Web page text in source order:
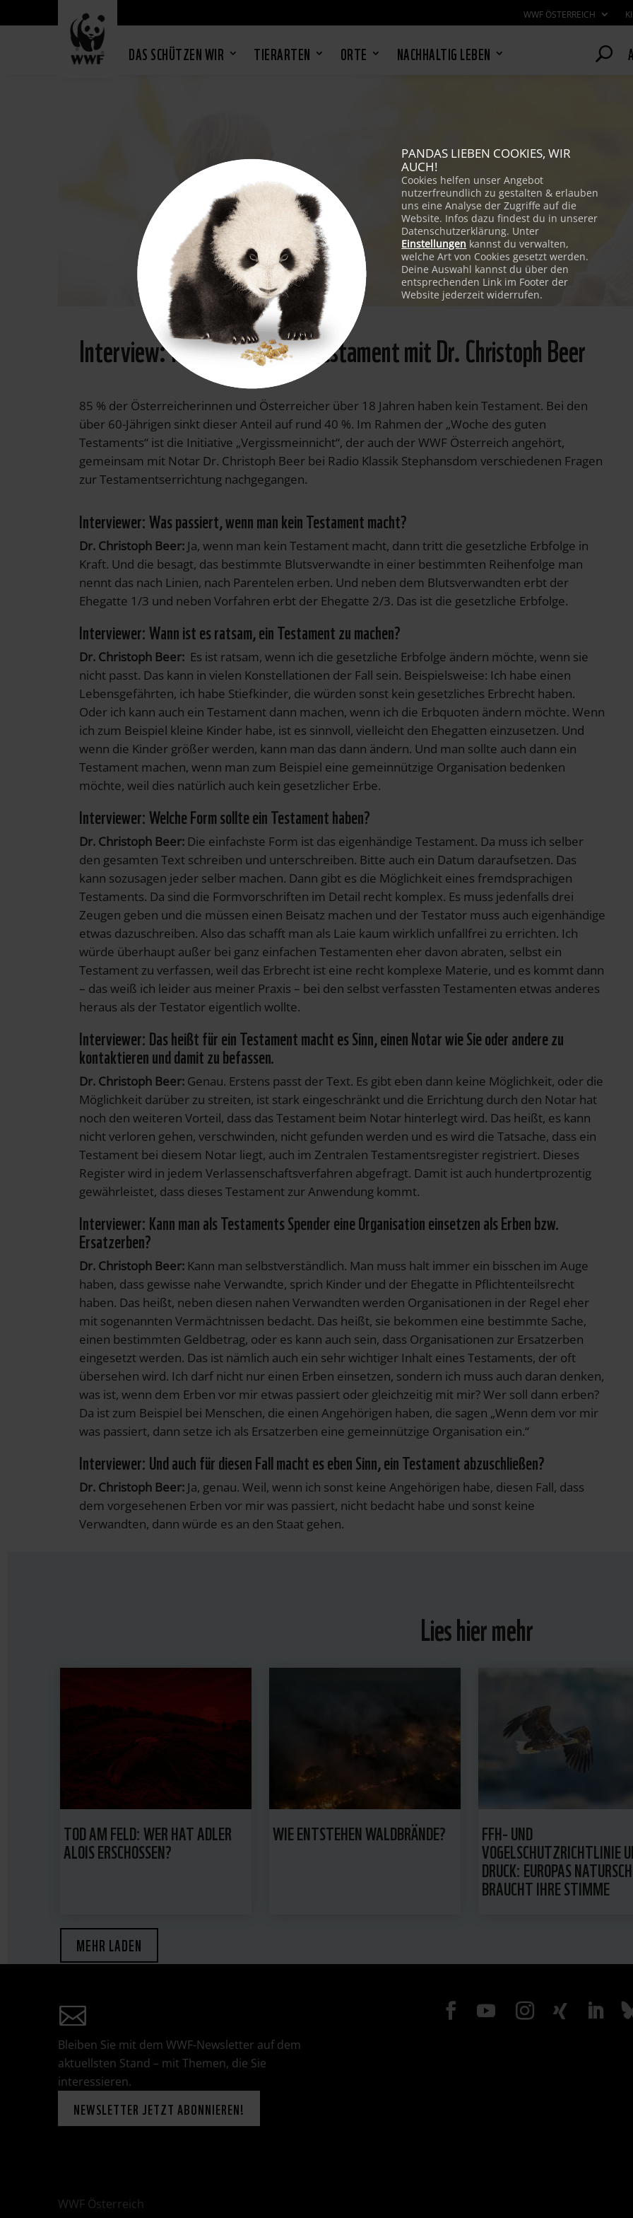
WWF ÖSTERREICH
DAS SCHÜTZEN WIR TIERARTEN ORTE NACHHALTIG LEBEN
Interview: Fragen rund ums Testament mit Dr. Christoph Beer
85 % der Österreicherinnen und Österreicher über 18 Jahren haben kein Testament. Bei den
über 60-Jährigen sinkt dieser Anteil auf rund 40 %. Im Rahmen der „Woche des guten
Testaments“ ist die Initiative „Vergissmeinnicht“, der auch der WWF Österreich angehört,
gemeinsam mit Notar Dr. Christoph Beer bei Radio Klassik Stephansdom verschiedenen Fragen
zur Testamentserrichtung nachgegangen.
Interviewer: Was passiert, wenn man kein Testament macht?
Dr. Christoph Beer: Ja, wenn man kein Testament macht, dann tritt die gesetzliche Erbfolge in
Kraft. Und die besagt, das bestimmte Blutsverwandte in einer bestimmten Reihenfolge man
nennt das nach Linien, nach Parentelen erben. Und neben dem Blutsverwandten erbt der
Ehegatte 1/3 und neben Vorfahren erbt der Ehegatte 2/3. Das ist die gesetzliche Erbfolge.
Interviewer: Wann ist es ratsam, ein Testament zu machen?
Dr. Christoph Beer: Es ist ratsam, wenn ich die gesetzliche Erbfolge ändern möchte, wenn sie
nicht passt. Das kann in vielen Konstellationen der Fall sein. Beispielsweise: Ich habe einen
Lebensgefährten, ich habe Stiefkinder, die würden sonst kein gesetzliches Erbrecht haben.
Oder ich kann auch ein Testament dann machen, wenn ich die Erbquoten ändern möchte. Wenn
ich zum Beispiel kleine Kinder habe, ist es sinnvoll, vielleicht den Ehegatten einzusetzen. Und
wenn die Kinder größer werden, kann man das dann ändern. Und man sollte auch dann ein
Testament machen, wenn man zum Beispiel eine gemeinnützige Organisation bedenken
möchte, weil dies natürlich auch kein gesetzlicher Erbe.
Interviewer: Welche Form sollte ein Testament haben?
Dr. Christoph Beer: Die einfachste Form ist das eigenhändige Testament. Da muss ich selber
den gesamten Text schreiben und unterschreiben. Bitte auch ein Datum daraufsetzen. Das
kann sozusagen jeder selber machen. Dann gibt es die Möglichkeit eines fremdsprachigen
Testaments. Da sind die Formvorschriften im Detail recht komplex. Es muss jedenfalls drei
Zeugen geben und die müssen einen Beisatz machen und der Testator muss auch eigenhändige
etwas dazuschreiben. Also das schafft man als Laie kaum wirklich unfallfrei zu errichten. Ich
würde überhaupt außer bei ganz einfachen Testamenten eher davon abraten, selbst ein
Testament zu verfassen, weil das Erbrecht ist eine recht komplexe Materie, und es kommt dann
– das weiß ich leider aus meiner Praxis – bei den selbst verfassten Testamenten etwas anderes
heraus als der Testator eigentlich wollte.
Interviewer: Das heißt für ein Testament macht es Sinn, einen Notar wie Sie oder andere zu
kontaktieren und damit zu befassen.
Dr. Christoph Beer: Genau. Erstens passt der Text. Es gibt eben dann keine Möglichkeit, oder die
Möglichkeit darüber zu streiten, ist stark eingeschränkt und die Errichtung durch den Notar hat
noch den weiteren Vorteil, dass das Testament beim Notar hinterlegt wird. Das heißt, es kann
nicht verloren gehen, verschwinden, nicht gefunden werden und es wird die Tatsache, dass ein
Testament bei diesem Notar liegt, auch im Zentralen Testamentsregister registriert. Dieses
Register wird in jedem Verlassenschaftsverfahren abgefragt. Damit ist auch hundertprozentig
gewährleistet, dass dieses Testament zur Anwendung kommt.
Interviewer: Kann man als Testaments Spender eine Organisation einsetzen als Erben bzw.
Ersatzerben?
Dr. Christoph Beer: Kann man selbstverständlich. Man muss halt immer ein bisschen im Auge
haben, dass gewisse nahe Verwandte, sprich Kinder und der Ehegatte in Pflichtenteilsrecht
haben. Das heißt, neben diesen nahen Verwandten werden Organisationen in der Regel eher
mit sogenannten Vermächtnissen bedacht. Das heißt, sie bekommen eine bestimmte Sache,
einen bestimmten Geldbetrag, oder es kann auch sein, dass Organisationen zur Ersatzerben
eingesetzt werden. Das ist nämlich auch ein sehr wichtiger Inhalt eines Testaments, der oft
übersehen wird. Ich darf nicht nur einen Erben einsetzen, sondern ich muss auch daran denken,
was ist, wenn dem Erben vor mir etwas passiert oder gleichzeitig mit mir? Wer soll dann erben?
Da ist zum Beispiel bei Menschen, die einen Angehörigen haben, die sagen „Wenn dem vor mir
was passiert, dann setze ich als Ersatzerben eine gemeinnützige Organisation ein.“
Interviewer: Und auch für diesen Fall macht es eben Sinn, ein Testament abzuschließen?
Dr. Christoph Beer: Ja, genau. Weil, wenn ich sonst keine Angehörigen habe, diesen Fall, dass
dem vorgesehenen Erben vor mir was passiert, nicht bedacht habe und sonst keine
Verwandten, dann würde es an den Staat gehen.
Lies hier mehr
TOD AM FELD: WER HAT ADLER
ALOIS ERSCHOSSEN?
WIE ENTSTEHEN WALDBRÄNDE? FFH- UND
VOGELSCHUTZRICHTLINIE
DRUCK: EUROPAS
BRAUCHT IHRE STIMME
MEHR LADEN
Bleiben Sie mit dem WWF-Newsletter auf dem
aktuellsten Stand – mit Themen, die Sie
interessieren.
NEWSLETTER JETZT ABONNIEREN!
WWF Österreich
PANDAS LIEBEN COOKIES, WIR
AUCH!
Cookies helfen unser Angebot
nutzerfreundlich zu gestalten & erlauben
uns eine Analyse der Zugriffe auf die
Website. Infos dazu findest du in unserer
Datenschutzerklärung. Unter
Einstellungen kannst du verwalten,
welche Art von Cookies gesetzt werden.
Deine Auswahl kannst du über den
entsprechenden Link im Footer der
Website jederzeit widerrufen.